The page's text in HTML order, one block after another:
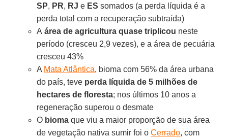
SP, PR, RJ e ES somados (a perda líquida é a
perda total com a recuperação subtraída)
A área de agricultura quase triplicou neste
período (cresceu 2,9 vezes), e a área de pecuária
cresceu 43%
A Mata Atlântica, bioma com 56% da área urbana
do país, teve perda líquida de 5 milhões de
hectares de floresta; nos últimos 10 anos a
regeneração superou o desmate
O bioma que viu a maior proporção de sua área
de vegetação nativa sumir foi oCerrado, com